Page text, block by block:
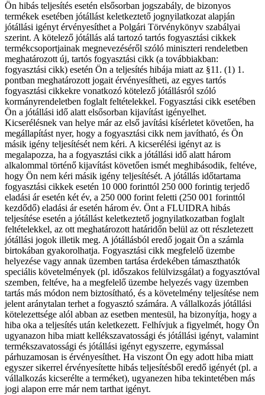
Ön hibás teljesítés esetén elsősorban jogszabály, de bizonyos
termékek esetében jótállást keletkeztető jognyilatkozat alapján
jótállási igényt érvényesíthet a Polgári Törvénykönyv szabályai
szerint. A kötelező jótállás alá tartozó tartós fogyasztási cikkek
termékcsoportjainak megnevezéséről szóló miniszteri rendeletben
meghatározott új, tartós fogyasztási cikk (a továbbiakban:
fogyasztási cikk) esetén Ön a teljesítés hibája miatt az §11. (1) 1.
pontban meghatározott jogait érvényesítheti, az egyes tartós
fogyasztási cikkekre vonatkozó kötelező jótállásról szóló
kormányrendeletben foglalt feltételekkel. Fogyasztási cikk esetében
Ön a jótállási idő alatt elsősorban kijavítást igényelhet.
Kicserélésnek van helye már az első javítási kísérletet követően, ha
megállapítást nyer, hogy a fogyasztási cikk nem javítható, és Ön
másik igény teljesítését nem kéri. A kicserélési igényt az is
megalapozza, ha a fogyasztási cikk a jótállási idő alatt három
alkalommal történő kijavítást követően ismét meghibásodik, feltéve,
hogy Ön nem kéri másik igény teljesítését. A jótállás időtartama
fogyasztási cikkek esetén 10 000 forinttól 250 000 forintig terjedő
eladási ár esetén két év, a 250 000 forint feletti (250 001 forinttól
kezdődő) eladási ár esetén három év. Önt a FLUIDRA hibás
teljesítése esetén a jótállást keletkeztető jognyilatkozatban foglalt
feltételekkel, az ott meghatározott határidőn belül az ott részletezett
jótállási jogok illetik meg. A jótállásból eredő jogait Ön a számla
birtokában gyakorolhatja. Fogyasztási cikk megfelelő üzembe
helyezése vagy annak üzemben tartása érdekében támaszthatók
speciális követelmények (pl. időszakos felülvizsgálat) a fogyasztóval
szemben, feltéve, ha a megfelelő üzembe helyezés vagy üzemben
tartás más módon nem biztosítható, és a követelmény teljesítése nem
jelent aránytalan terhet a fogyasztó számára. A vállalkozás jótállási
kötelezettsége alól abban az esetben mentesül, ha bizonyítja, hogy a
hiba oka a teljesítés után keletkezett. Felhívjuk a figyelmét, hogy Ön
ugyanazon hiba miatt kellékszavatossági és jótállási igényt, valamint
termékszavatossági és jótállási igényt egyszerre, egymással
párhuzamosan is érvényesíthet. Ha viszont Ön egy adott hiba miatt
egyszer sikerrel érvényesítette hibás teljesítésből eredő igényét (pl. a
vállalkozás kicserélte a terméket), ugyanezen hiba tekintetében más
jogi alapon erre már nem tarthat igényt.